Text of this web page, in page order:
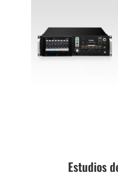
Estudios